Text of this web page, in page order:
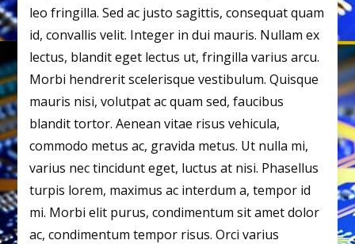
leo fringilla. Sed ac justo sagittis, consequat quam
id, convallis velit. Integer in dui mauris. Nullam ex
lectus, blandit eget lectus ut, fringilla varius arcu.
Morbi hendrerit scelerisque vestibulum. Quisque
mauris nisi, volutpat ac quam sed, faucibus
blandit tortor. Aenean vitae risus vehicula,
commodo metus ac, gravida metus. Ut nulla mi,
varius nec tincidunt eget, luctus at nisi. Phasellus
turpis lorem, maximus ac interdum a, tempor id
mi. Morbi elit purus, condimentum sit amet dolor
ac, condimentum tempor risus. Orci varius